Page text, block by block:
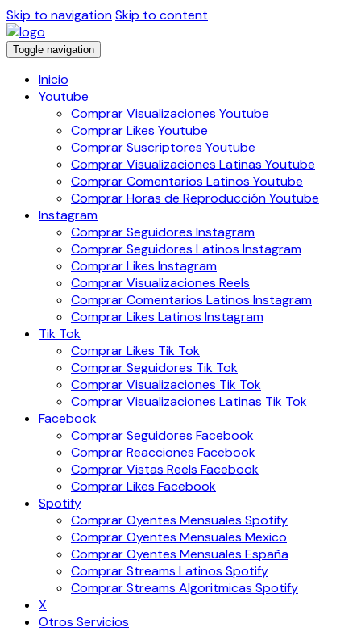
Skip to navigationSkip to content
Toggle navigation
Inicio
Youtube
Comprar Visualizaciones Youtube
Comprar Likes Youtube
Comprar Suscriptores Youtube
Comprar Visualizaciones Latinas Youtube
Comprar Comentarios Latinos Youtube
Comprar Horas de Reproducción Youtube
Instagram
Comprar Seguidores Instagram
Comprar Seguidores Latinos Instagram
Comprar Likes Instagram
Comprar Visualizaciones Reels
Comprar Comentarios Latinos Instagram
Comprar Likes Latinos Instagram
Tik Tok
Comprar Likes Tik Tok
Comprar Seguidores Tik Tok
Comprar Visualizaciones Tik Tok
Comprar Visualizaciones Latinas Tik Tok
Facebook
Comprar Seguidores Facebook
Comprar Reacciones Facebook
Comprar Vistas Reels Facebook
Comprar Likes Facebook
Spotify
Comprar Oyentes Mensuales Spotify
Comprar Oyentes Mensuales Mexico
Comprar Oyentes Mensuales España
Comprar Streams Latinos Spotify
Comprar Streams Algoritmicas Spotify
X
Otros Servicios